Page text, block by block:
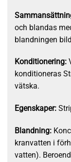
och blandas
blandningen
Konditionering:
konditioneras
vätska.
Egenskaper:
Blandning:
kranvatten i
vatten).